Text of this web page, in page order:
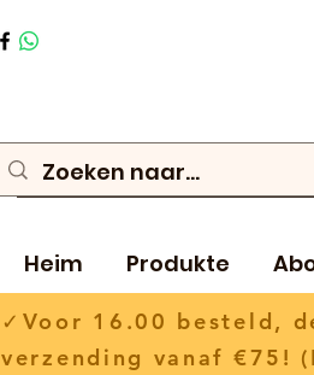
Heim Produkte
✓Voor 16.00
verzending vanaf €75!